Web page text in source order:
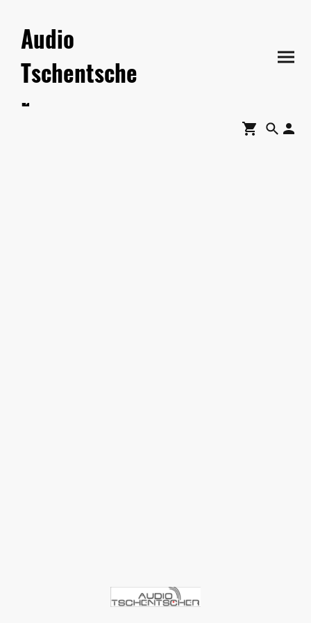
Audio
Tschentsche
r